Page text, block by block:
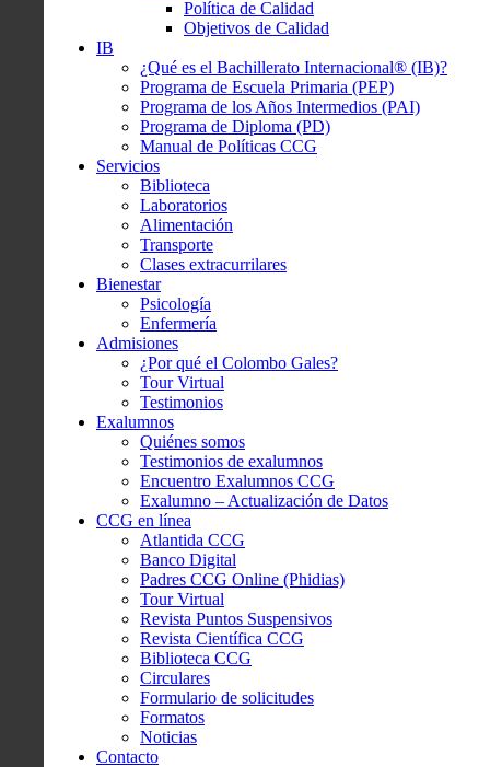
Política de Calidad
Objetivos de Calidad
IB
¿Qué es el Bachillerato Internacional® (IB)?
Programa de Escuela Primaria (PEP)
Programa de los Años Intermedios (PAI)
Programa de Diploma (PD)
Manual de Políticas CCG
Servicios
Biblioteca
Laboratorios
Alimentación
Transporte
Clases extracurrilares
Bienestar
Psicología
Enfermería
Admisiones
¿Por qué el Colombo Gales?
Tour Virtual
Testimonios
Exalumnos
Quiénes somos
Testimonios de exalumnos
Encuentro Exalumnos CCG
Exalumno – Actualización de Datos
CCG en línea
Atlantida CCG
Banco Digital
Padres CCG Online (Phidias)
Tour Virtual
Revista Puntos Suspensivos
Revista Científica CCG
Biblioteca CCG
Circulares
Formulario de solicitudes
Formatos
Noticias
Contacto